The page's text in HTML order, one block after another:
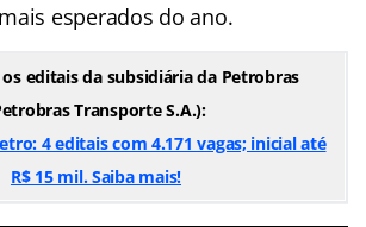
esperados do ano.
editais da subsidiária da Petrobras
Transporte S.A.):
4 editais com 4.171 vagas; inicial até
R$ 15 mil. Saiba mais!